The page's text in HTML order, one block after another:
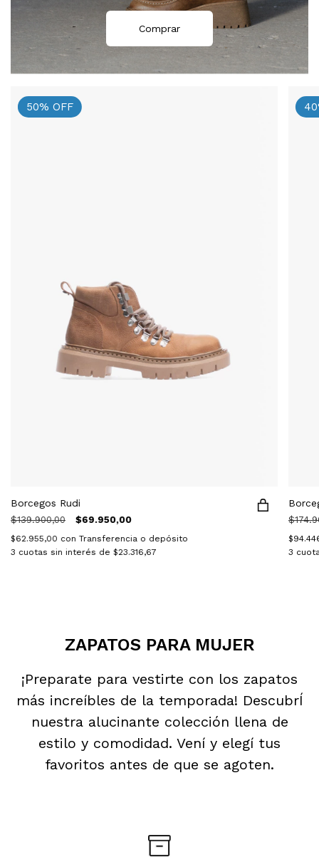
Comprar
50% OFF
Borcegos Rudi
$139.900,00 $69.950,00
$62.955,00 con Transferencia o depósito
3 cuotas sin interés de $23.316,67
40
3
ZAPATOS PARA MUJER
¡Preparate para vestirte con los zapatos
más increíbles de la temporada! DescubrÍ
nuestra alucinante colección llena de
estilo y comodidad. Vení y elegí tus
favoritos antes de que se agoten.